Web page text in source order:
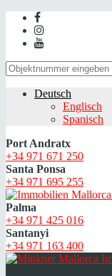
Deutsch
Englisch
Spanisch
Port Andratx
+34 971 671 250
Santa Ponsa
+34 971 695 255
Palma
+34 971 425 016
Santanyi
+34 971 163 400